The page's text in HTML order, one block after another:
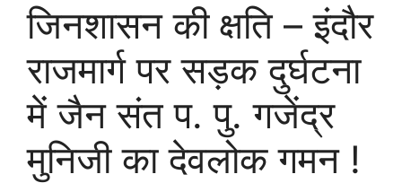
जिनशासन की क्षति – इंदौर
राजमार्ग पर सड़क दुर्घटना
में जैन संत प. पु. गजेंद्र
मुनिजी का देवलोक गमन !